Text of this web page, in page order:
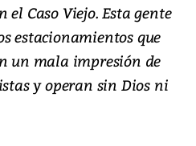
el Caso Viejo. Esta gente
estacionamientos que
un mala impresión de
y operan sin Dios ni